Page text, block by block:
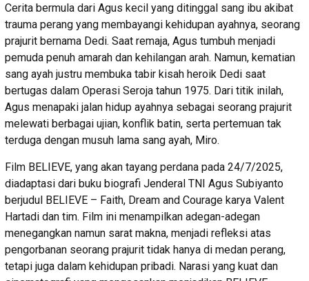
Cerita bermula dari Agus kecil yang ditinggal sang ibu akibat
trauma perang yang membayangi kehidupan ayahnya, seorang
prajurit bernama Dedi. Saat remaja, Agus tumbuh menjadi
pemuda penuh amarah dan kehilangan arah. Namun, kematian
sang ayah justru membuka tabir kisah heroik Dedi saat
bertugas dalam Operasi Seroja tahun 1975. Dari titik inilah,
Agus menapaki jalan hidup ayahnya sebagai seorang prajurit
melewati berbagai ujian, konflik batin, serta pertemuan tak
terduga dengan musuh lama sang ayah, Miro.
Film BELIEVE, yang akan tayang perdana pada 24/7/2025,
diadaptasi dari buku biografi Jenderal TNI Agus Subiyanto
berjudul BELIEVE – Faith, Dream and Courage karya Valent
Hartadi dan tim. Film ini menampilkan adegan-adegan
menegangkan namun sarat makna, menjadi refleksi atas
pengorbanan seorang prajurit tidak hanya di medan perang,
tetapi juga dalam kehidupan pribadi. Narasi yang kuat dan